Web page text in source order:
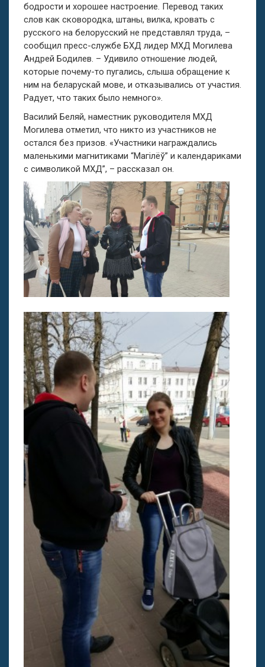
бодрости и хорошее настроение. Перевод таких
слов как сковородка, штаны, вилка, кровать с
русского на белорусский не представлял труда, –
сообщил пресс-службе БХД лидер МХД Могилева
Андрей Бодилев. – Удивило отношение людей,
которые почему-то пугались, слыша обращение к
ним на беларускай мове, и отказывались от участия.
Радует, что таких было немного».
Василий Беляй, наместник руководителя МХД
Могилева отметил, что никто из участников не
остался без призов. «Участники награждались
маленькими магнитиками “Магілёў” и календариками
с символикой МХД”, – рассказал он.